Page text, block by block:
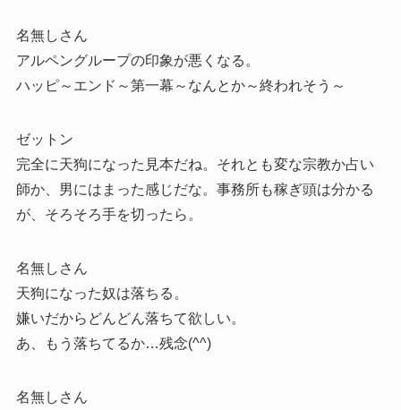
名無しさん
アルペングループの印象が悪くなる。
ハッピ～エンド～第一幕～なんとか～終われそう～
ゼットン
完全に天狗になった見本だね。それとも変な宗教か占い
師か、男にはまった感じだな。事務所も稼ぎ頭は分かる
が、そろそろ手を切ったら。
名無しさん
天狗になった奴は落ちる。
嫌いだからどんどん落ちて欲しい。
あ、もう落ちてるか…残念(^^)
名無しさん